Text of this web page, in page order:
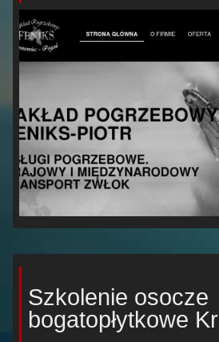
Szkolenie osocze
bogatopłytkowe